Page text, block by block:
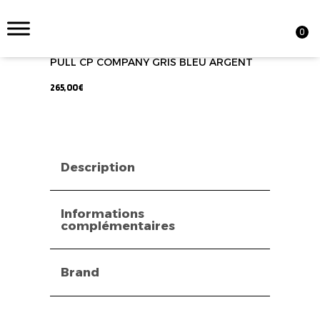
0
PULL CP COMPANY GRIS BLEU ARGENT
265,00€
Description
Informations
complémentaires
Brand